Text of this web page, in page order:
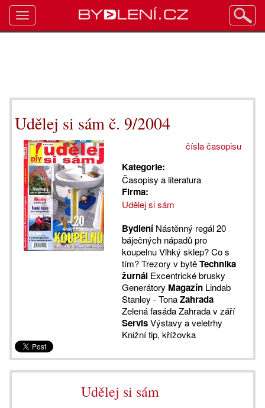
Udělej si sám č. 9/2004
čísla časopisu
Kategorie:
Časopisy a literatura
Firma:
Udělej si sám
BydleníNástěnný regál 20
báječných nápadů pro
koupelnu Vlhký sklep? Co s
tím? Trezory v bytěTechnika
žurnálExcentrické brusky
Generátory MagazínLindab
Stanley - TonaZahrada
Zelená fasáda Zahrada v září
ServisVýstavy a veletrhy
Knižní tip, křížovka
Udělej si sám
Toggle
navigation